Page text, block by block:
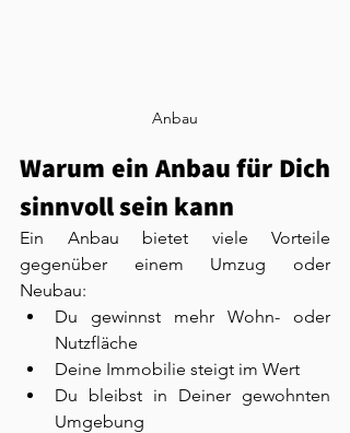
Anbau
Warum ein Anbau für Dich
sinnvoll sein kann
Ein Anbau bietet viele Vorteile
gegenüber einem Umzug oder
Neubau:
Du gewinnst mehr Wohn- oder
Nutzfläche
Deine Immobilie steigt im Wert
Du bleibst in Deiner gewohnten
Umgebung